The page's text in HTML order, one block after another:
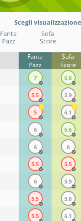
Scegli visualizzazione
Fanta
Pazz
Sofa
Score
Fanta
Pazz
Sofa
Score
7 6.8
5.5 5.9
5 6.1
6 6.6
6 6
5.5 5.5
6 5.9
5.5 5.8
5.5 6.1